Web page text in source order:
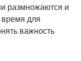
размножаются и
для
важность